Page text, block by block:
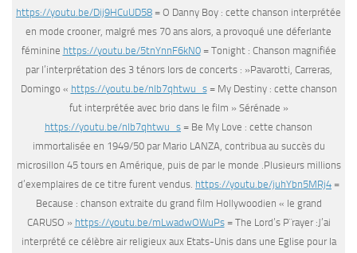
https://youtu.be/Dij9HCuUD58 = O Danny Boy : cette chanson interprétée
en mode crooner, malgré mes 70 ans alors, a provoqué une déferlante
féminine https://youtu.be/5tnYnnF6kN0= Tonight : Chanson magnifiée
par l’interprétation des 3 ténors lors de concerts : »Pavarotti, Carreras,
Domingo « https://youtu.be/nlb7qhtwu_s= My Destiny : cette chanson
fut interprétée avec brio dans le film » Sérénade »
https://youtu.be/nlb7qhtwu_s = Be My Love : cette chanson
immortalisée en 1949/50 par Mario LANZA, contribua au succès du
microsillon 45 tours en Amérique, puis de par le monde .Plusieurs millions
d’exemplaires de ce titre furent vendus. https://youtu.be/juhYbn5MRj4 =
Because : chanson extraite du grand film Hollywoodien « le grand
CARUSO » https://youtu.be/mLwadwOWuPs= The Lord’s P¨rayer :J’ai
interprété ce célèbre air religieux aux Etats-Unis dans une Eglise pour la